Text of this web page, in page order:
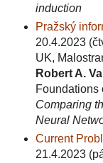
induction
Pražský
20.4.2023
UK,
Robert A.
Foundations
Comparing
Neural
Current
21.4.2023